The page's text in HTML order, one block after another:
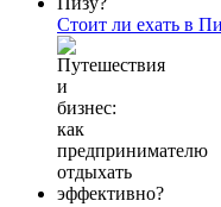
Стоит ли ехать в